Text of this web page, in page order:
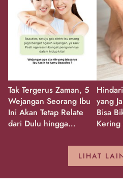
Tak Tergerus Zaman, 5
Wejangan Seorang Ibu
Ini Akan Tetap Relate
dari Dulu hingga
yang
Bisa
Kering
LIHAT